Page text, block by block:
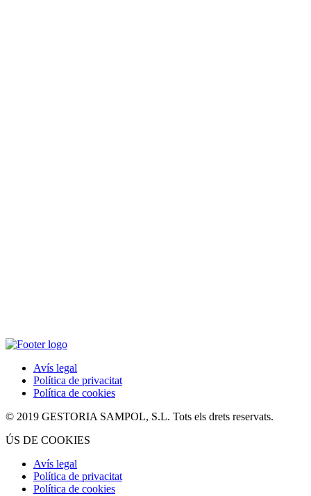
Avís legal
Política de privacitat
Política de cookies
© 2019 GESTORIA SAMPOL, S.L. Tots els drets reservats.
ÚS DE COOKIES
Avís legal
Política de privacitat
Política de cookies